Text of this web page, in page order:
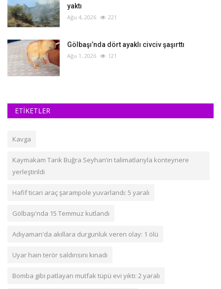
yaktı
Ağu 4, 2026 221
Gölbaşı’nda dört ayaklı civciv şaşırttı
Ağu 1, 2026 121
ETİKETLER
Kavga
Kaymakam Tarık Buğra Seyhan’ın talimatlarıyla konteynere
yerleştirildi
Hafif ticari araç şarampole yuvarlandı: 5 yaralı
Gölbaşı'nda 15 Temmuz kutlandı
Adıyaman'da akıllara durgunluk veren olay: 1 ölü
Uyar hain terör saldırısını kınadı
Bomba gibi patlayan mutfak tüpü evi yıktı: 2 yaralı